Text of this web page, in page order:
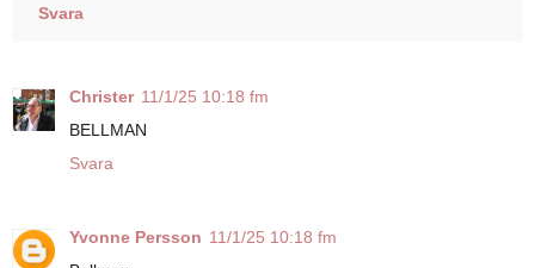
Svara
Christer 11/1/25 10:18 fm
BELLMAN
Svara
Yvonne Persson 11/1/25 10:18 fm